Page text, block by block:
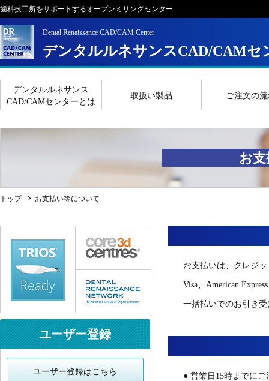
歯科技工所をサポートするオープンミリングセンター
Dental Renaissance CAD/CAM Center
デンタルルネサンスCAD/CAMセ
デンタルルネサンス
CAD/CAMセンターとは
取扱い製品 ご注文の
お
トップ お支払い等について
お支払いは、クレジ
Visa、American
一括払いでのお引き
● 営業日15時までに
ユーザー登録
ユーザー登録はこちら